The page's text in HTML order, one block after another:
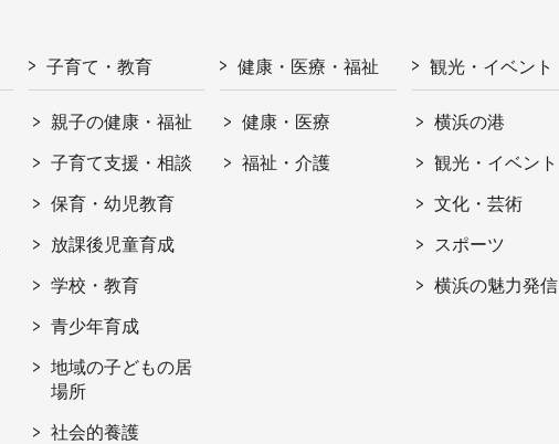
子育て・教育
親子の健康・福祉
子育て支援・相談
保育・幼児教育
放課後児童育成
学校・教育
青少年育成
地域の子どもの居
場所
社会的養護
健康・医療・福祉
健康・医療
福祉・介護
観光・イベント
横浜の港
観光・イベント
文化・芸術
スポーツ
横浜の魅力発信